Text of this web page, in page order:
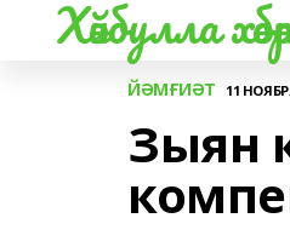
Хәйбулла
ЙӘМҒИӘТ 11
Зыян